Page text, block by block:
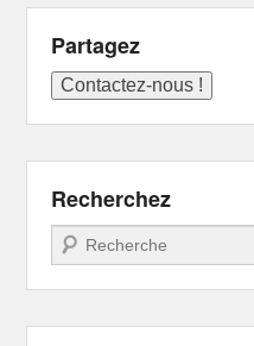
Partagez
Recherchez
Recherche